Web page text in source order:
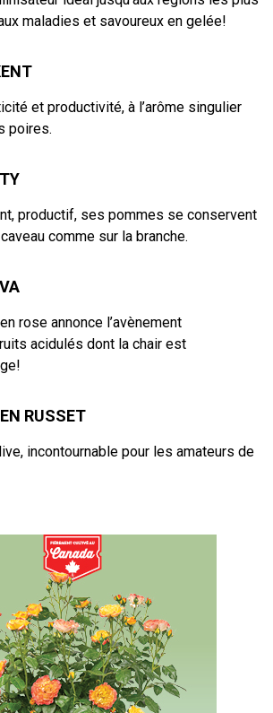
maladies et savoureux en gelée!
et productivité, à l’arôme singulier
poires.
productif, ses pommes se conservent
comme sur la branche.
rose annonce l’avènement
acidulés dont la chair est
RUSSET
incontournable pour les amateurs de